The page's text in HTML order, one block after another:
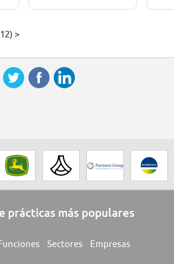
>
prácticas más populares
Sectores Empresas